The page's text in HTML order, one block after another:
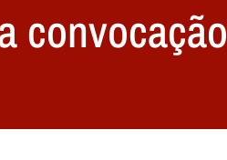
convocação